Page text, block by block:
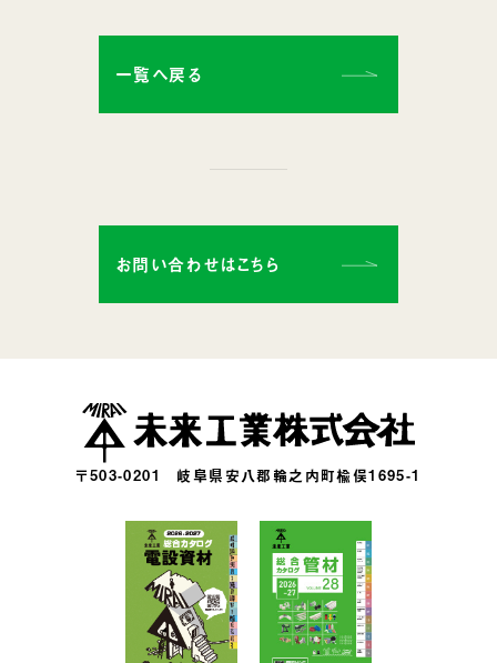
一覧へ戻る
お問い合わせはこちら
〒503-0201 岐阜県安八郡輪之内町楡俣1695-1